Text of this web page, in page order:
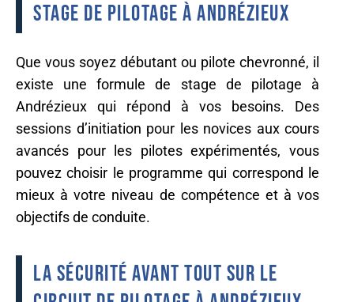
stage de pilotage à Andrézieux
Que vous soyez débutant ou pilote chevronné, il
existe une formule de stage de pilotage à
Andrézieux qui répond à vos besoins. Des
sessions d’initiation pour les novices aux cours
avancés pour les pilotes expérimentés, vous
pouvez choisir le programme qui correspond le
mieux à votre niveau de compétence et à vos
objectifs de conduite.
La sécurité avant tout sur le